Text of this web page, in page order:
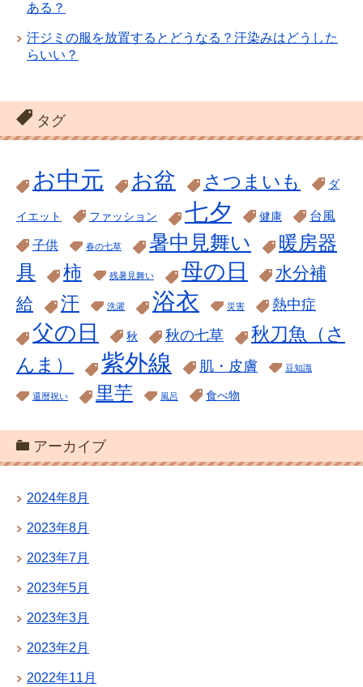
ある？
汗ジミの服を放置するとどうなる？汗染みはどうした
らいい？
タグ
お中元 お盆 さつまいも ダ
イエット ファッション 七夕 健康
台風
子供
春の七草 暑中見舞い
暖房器
具
柿 残暑見舞い 母の日
水分補
給
汗 洗濯 浴衣 災害 熱中症
父の日 秋 秋の七草
秋刀魚（さ
んま）
紫外線 肌・皮膚 豆知識
還暦祝い 里芋 風呂 食べ物
アーカイブ
2024年8月
2023年8月
2023年7月
2023年5月
2023年3月
2023年2月
2022年11月